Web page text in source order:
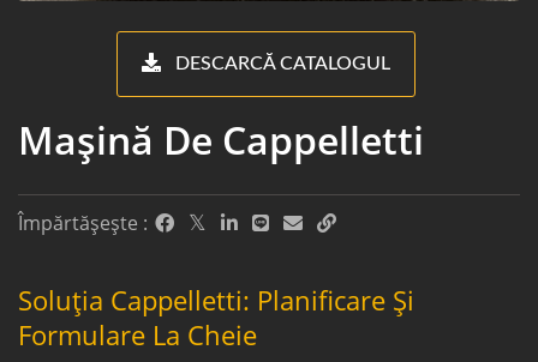
DESCARCĂ CATALOGUL
Mașină De Cappelletti
Împărtășește :
Soluția Cappelletti: Planificare Și
Formulare La Cheie